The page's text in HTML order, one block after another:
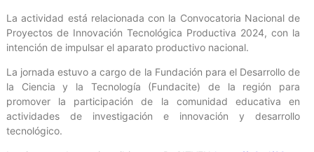
La actividad está relacionada con la Convocatoria Nacional de
Proyectos de Innovación Tecnológica Productiva 2024, con la
intención de impulsar el aparato productivo nacional.
La jornada estuvo a cargo de la Fundación para el Desarrollo de
la Ciencia y la Tecnología (Fundacite) de la región para
promover la participación de la comunidad educativa en
actividades de investigación e innovación y desarrollo
tecnológico.